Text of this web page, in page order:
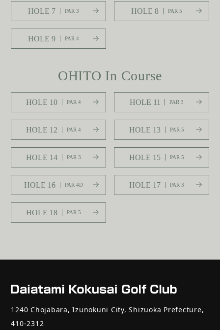
HOLE 7 PAR 3 HOLE 8 PAR 5
HOLE 9 PAR 4
OHITO In Course
HOLE 10 PAR 4 HOLE 11 PAR 3
HOLE 12 PAR 4 HOLE 13 PAR 5
HOLE 14 PAR 3 HOLE 15 PAR 5
HOLE 16 PAR 4D HOLE 17 PAR 3
HOLE 18 PAR 5
1240 Chojabara, Izunokuni City, Shizuoka Prefecture,
410-2312